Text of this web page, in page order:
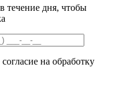
течение дня, чтобы
на обработку